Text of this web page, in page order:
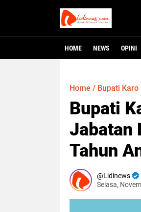
HOME NEWS OPINI
Home / Bupati Karo
Bupati
Jabatan
Tahun
Lidinews
Selasa,